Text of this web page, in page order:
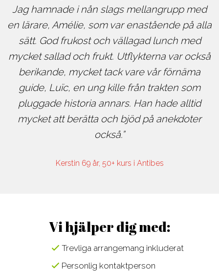
Jag hamnade i nån slags mellangrupp med
en lärare, Amélie, som var enastående på alla
sätt. God frukost och vällagad lunch med
mycket sallad och frukt. Utflykterna var också
berikande, mycket tack vare vår förnäma
guide, Luïc, en ung kille från trakten som
pluggade historia annars. Han hade alltid
mycket att berätta och bjöd på anekdoter
också.
Kerstin 69 år, 50+ kurs i Antibes
Vi hjälper dig med:
Trevliga arrangemang inkluderat
Personlig kontaktperson